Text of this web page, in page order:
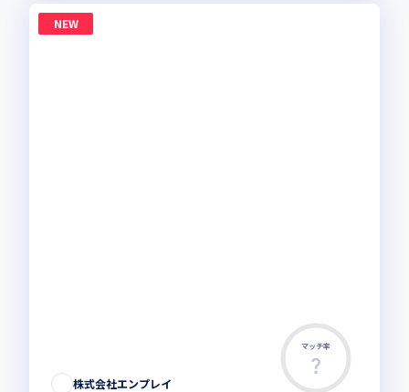
NEW
マッチ率
株式会社エンプレイ